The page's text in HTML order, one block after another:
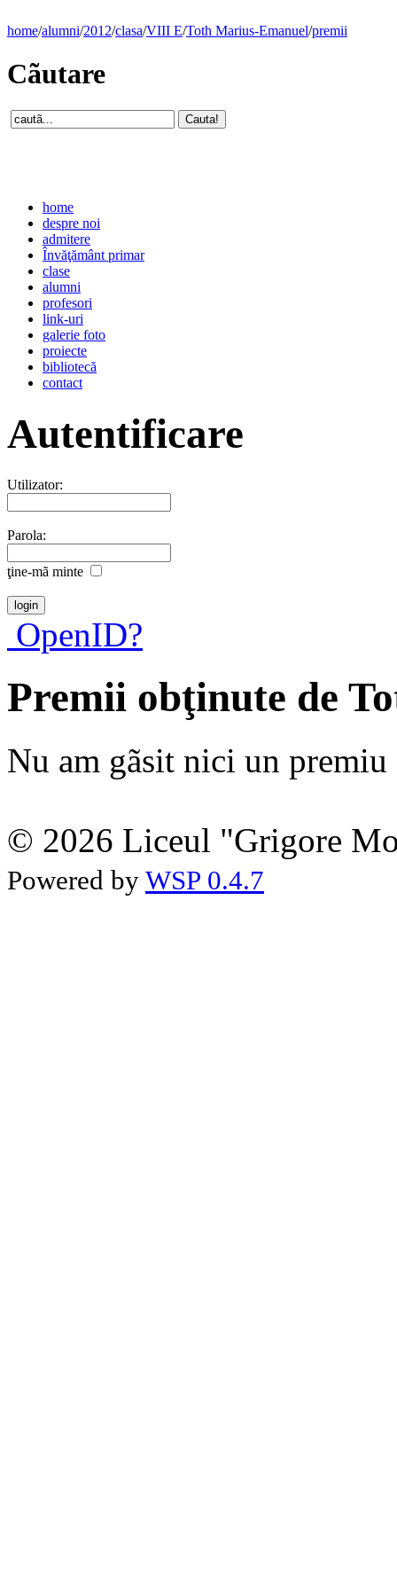
home/alumni/2012/clasa/VIII E/Toth Marius-Emanuel/premii
Cãutare
home
despre noi
admitere
Învăţământ primar
clase
alumni
profesori
link-uri
galerie foto
proiecte
bibliotecă
contact
Autentificare
Utilizator:
Parola:
ţine-mã minte
OpenID?
Premii obţinute de
Nu am gãsit nici un premiu
© 2026 Liceul "Grigore
Powered by WSP 0.4.7